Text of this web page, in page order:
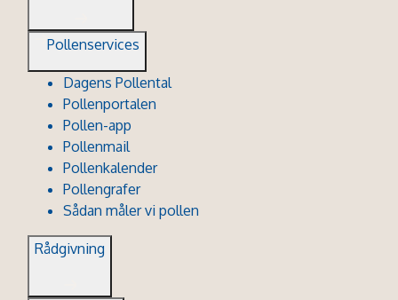
Pollenservices
Dagens Pollental
Pollenportalen
Pollen-app
Pollenmail
Pollenkalender
Pollengrafer
Sådan måler vi pollen
Rådgivning